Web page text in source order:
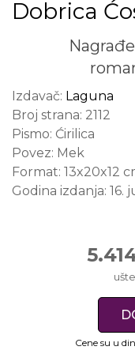
Dobrica
Izdavač: Laguna
Broj strana: 2112
Pismo: Ćirilica
Povez: Mek
Format: 13x20x12
Godina izdanja: 16.
Cene su u